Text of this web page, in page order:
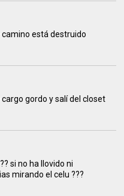
está destruido
cargo gordo y salí del closet
si no ha llovido ni
mirando el celu ???